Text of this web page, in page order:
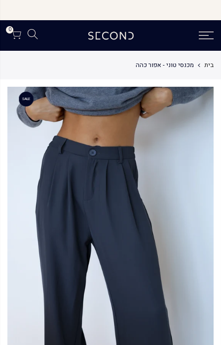
0
בית מכנסי טוני - אפור כהה
SALE